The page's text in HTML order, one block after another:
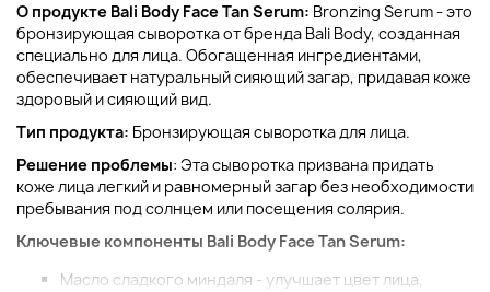
О продукте Bali Body Face Tan Serum: Bronzing Serum - это
бронзирующая сыворотка от бренда Bali Body, созданная
специально для лица. Обогащенная ингредиентами,
обеспечивает натуральный сияющий загар, придавая коже
здоровый и сияющий вид.
Тип продукта: Бронзирующая сыворотка для лица.
Решение проблемы: Эта сыворотка призвана придать
коже лица легкий и равномерный загар без необходимости
пребывания под солнцем или посещения солярия.
Ключевые компоненты Bali Body Face Tan Serum:
Масло сладкого миндаля - улучшает цвет лица,